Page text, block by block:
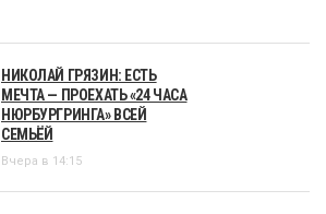
НИКОЛАЙ ГРЯЗИН: ЕСТЬ
МЕЧТА — ПРОЕХАТЬ «24 ЧАСА
НЮРБУРГРИНГА» ВСЕЙ
СЕМЬЁЙ
Вчера в 14:15